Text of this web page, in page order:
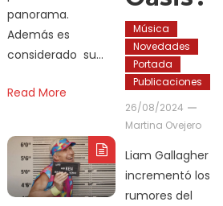
panorama.
Además es
considerado su…
Read More
Música
Novedades
Portada
Publicaciones
26/08/2024
Martina Ovejero
Liam Gallagher
incrementó los
rumores del